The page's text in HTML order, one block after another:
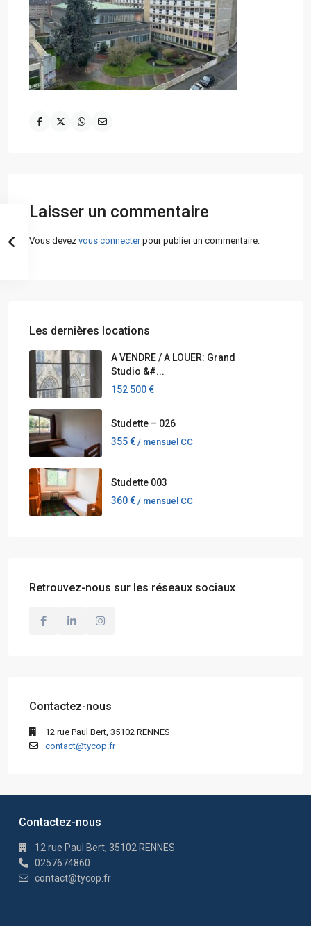
Laisser un commentaire
Vous devez vous connecterpour publier un commentaire.
Les dernières locations
A VENDRE / A LOUER: Grand
Studio &#...
152 500 €
Studette – 026
355 € / mensuel CC
Studette 003
360 € / mensuel CC
Retrouvez-nous sur les réseaux sociaux
Contactez-nous
12 rue Paul Bert, 35102 RENNES
contact@tycop.fr
Contactez-nous
12 rue Paul Bert, 35102 RENNES
0257674860
contact@tycop.fr